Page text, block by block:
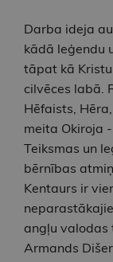
Darba ideja
kādā leģendu
tāpat kā
cilvēces labā.
Hēfaists,
meita Okiroja
Teiksmas un
bērnības
Kentaurs ir
angļu valodas
Armands